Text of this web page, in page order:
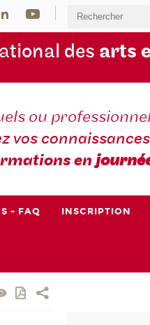
tional des arts
ou
vos
rmations en
- FAQ INSCRIPTION